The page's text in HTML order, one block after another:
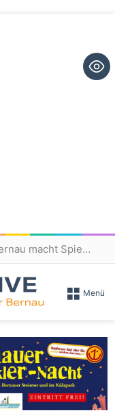
Frischer Wind zum Kita-Start: Bernau macht Spielplätze fit für den Nachwuchs
Menü